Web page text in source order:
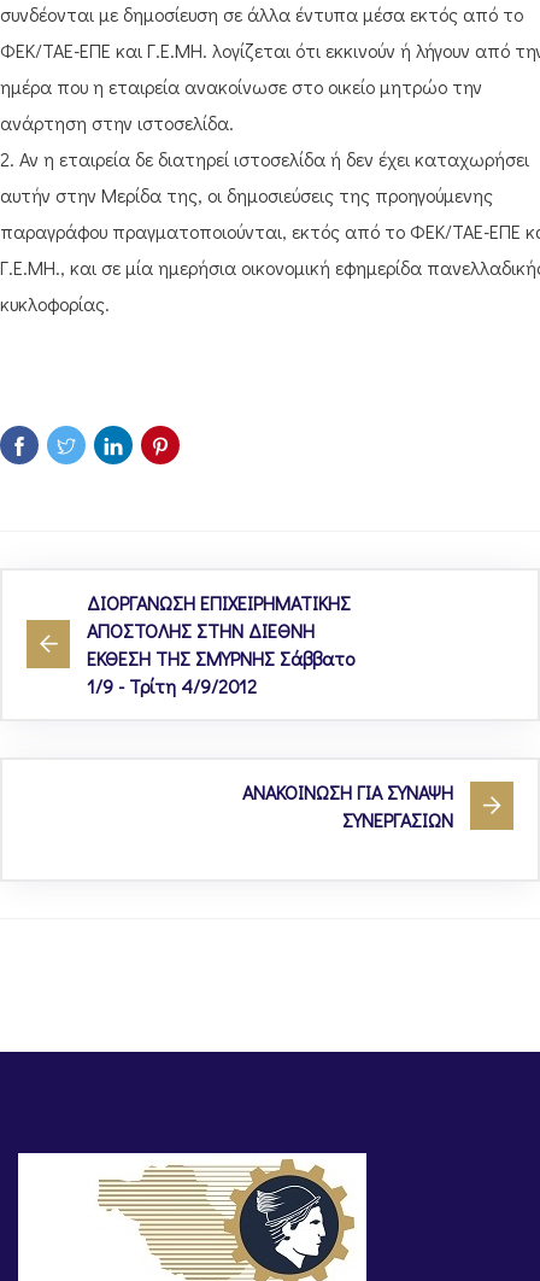
συνδέονται με δημοσίευση σε άλλα έντυπα μέσα εκτός από το
ΦΕΚ/ΤΑΕ-ΕΠΕ και Γ.Ε.ΜΗ. λογίζεται ότι εκκινούν ή λήγουν από
ημέρα που η εταιρεία ανακοίνωσε στο οικείο μητρώο την
ανάρτηση στην ιστοσελίδα.
2. Αν η εταιρεία δε διατηρεί ιστοσελίδα ή δεν έχει καταχωρήσει
αυτήν στην Μερίδα της, οι δημοσιεύσεις της προηγούμενης
παραγράφου πραγματοποιούνται, εκτός από το ΦΕΚ/ΤΑΕ-ΕΠΕ
Γ.Ε.ΜΗ., και σε μία ημερήσια οικονομική εφημερίδα
κυκλοφορίας.
ΔΙΟΡΓΑΝΩΣΗ ΕΠΙΧΕΙΡΗΜΑΤΙΚΗΣ
ΑΠΟΣΤΟΛΗΣ ΣΤΗΝ ΔΙΕΘΝΗ
ΕΚΘΕΣΗ ΤΗΣ ΣΜΥΡΝΗΣ Σάββατο
1/9 - Τρίτη 4/9/2012
ΑΝΑΚΟΙΝΩΣΗ ΓΙΑ ΣΥΝΑΨΗ
ΣΥΝΕΡΓΑΣΙΩΝ